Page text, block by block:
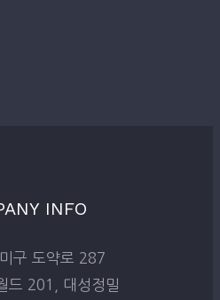
INFO
구 도약로 287
드 201, 대성정밀